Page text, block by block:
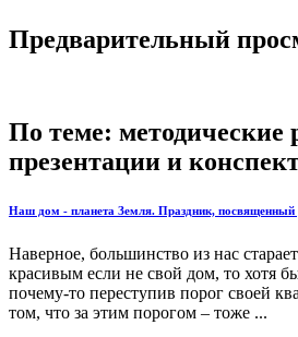
Предварительный
По теме: методические
презентации и
Наш дом - планета Земля. Праздник,
Наверное, большинство из нас
красивым если не свой дом, то хотя
почему-то переступив порог своей
том, что за этим порогом – тоже ...